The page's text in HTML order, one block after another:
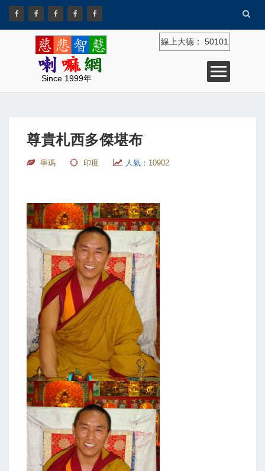
Since 1999年
線上大德： 50101
尊貴札西多傑堪布
寧瑪 印度 人氣： 10902